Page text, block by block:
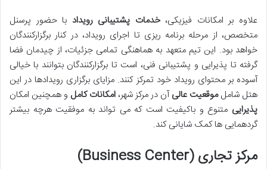
علاوه بر امکانات فیزیکی،خدمات پشتیبانی رویداد با حضور پرسنل
متخصص، از مرحله برنامه ریزی تا اجرای رویداد، در کنار برگزارکنندگان
خواهد بود. این تیم متعهد به هماهنگی تمامی جزئیات، از چیدمان فضا
گرفته تا پذیرایی و پشتیبانی فنی، است تا برگزارکنندگان بتوانند با خیالی
آسوده بر محتوای رویداد خود تمرکز کنند. مزایای برگزاری رویدادها در این
هتل شاملموقعیت عالیآن در مرکز شهر، امکانات کامل و همچنین امکان
پذیرایی متنوع و باکیفیت است که می تواند به موفقیت هرچه بیشتر
گردهمایی ها کمک شایانی کند.
مرکز تجاری (Business Center)